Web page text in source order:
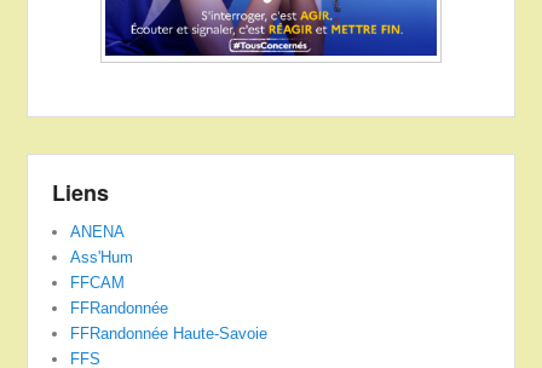
Liens
ANENA
Ass'Hum
FFCAM
FFRandonnée
FFRandonnée Haute-Savoie
FFS